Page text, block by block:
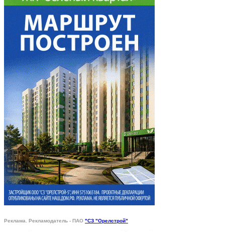
Реклама. Рекламодатель - ПАО "СЗ "Орелстрой"